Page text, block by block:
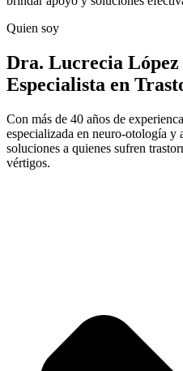
Quien soy
Dra. Lucrecia López
Especialista en
Con más de 40 años de
especializada en neuro-otología
soluciones a quienes sufren
vértigos.